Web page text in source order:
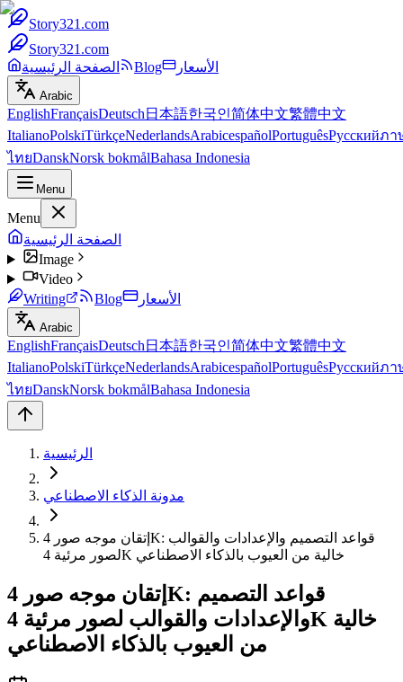
Story321.com
Story321.com
الصفحة الرئيسية
Blog الأسعار
Arabic
EnglishFrançaisDeutsch 日本語한국인简体中文繁體中文
ItalianoPolskiTürkçeNederlandsArabicespañolPortuguêsРусскийภา
ไทยDanskNorsk bokmålBahasa Indonesia
Menu
Menu
الصفحة الرئيسية
Image
Video
Writing
Blog الأسعار
Arabic
EnglishFrançaisDeutsch 日本語한국인简体中文繁體中文
ItalianoPolskiTürkçeNederlandsArabicespañolPortuguêsРусскийภา
ไทยDanskNorsk bokmålBahasa Indonesia
الرئيسية
مدونة الذكاء الاصطناعي
إتقان موجه صور 4K: قواعد التصميم والإعدادات والقوالب
لصور مرئية 4K خالية من العيوب بالذكاء الاصطناعي
إتقان موجه صور 4K: قواعد التصميم
والإعدادات والقوالب لصور مرئية 4K خالية
من العيوب بالذكاء الاصطناعي